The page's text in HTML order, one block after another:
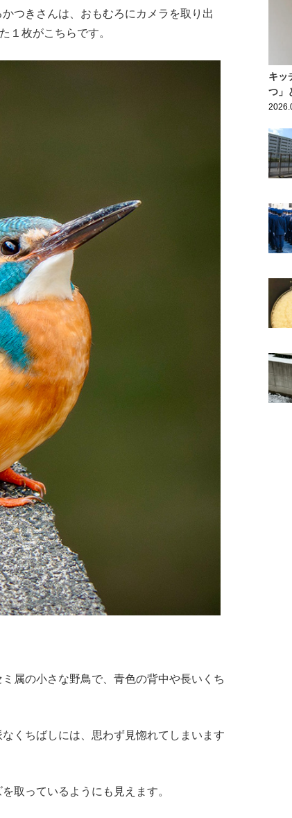
つきさんは、おもむろにカメラを取り出
１枚がこちらです。
属の小さな野鳥で、青色の背中や長いくち
くちばしには、思わず見惚れてしまいます
取っているようにも見えます。
キッ
つ」